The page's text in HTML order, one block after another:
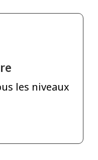
les niveaux